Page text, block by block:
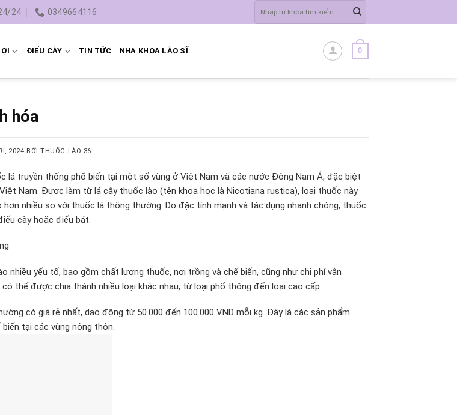
24 0349664116
kiếm:
ĐIẾU CÀY TIN TỨC NHA KHOA LÀO SĨ 0
hóa
2024 BỞITHUỐC LÀO 36
lá truyền thống phổ biến tại một số vùng ở Việt Nam và các nước Đông Nam Á, đặc biệt
Nam. Được làm từ lá cây thuốc lào (tên khoa học là Nicotiana rustica), loại thuốc này
nhiều so với thuốc lá thông thường. Do đặc tính mạnh và tác dụng nhanh chóng, thuốc
cày hoặc điếu bát.
nhiều yếu tố, bao gồm chất lượng thuốc, nơi trồng và chế biến, cũng như chi phí vận
thể được chia thành nhiều loại khác nhau, từ loại phổ thông đến loại cao cấp.
có giá rẻ nhất, dao động từ 50.000 đến 100.000 VND mỗi kg. Đây là các sản phẩm
tại các vùng nông thôn.